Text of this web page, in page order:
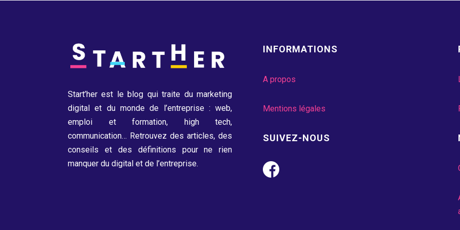
Start’her est le blog qui traite du marketing
digital et du monde de l’entreprise : web,
emploi et formation, high tech,
communication… Retrouvez des articles, des
conseils et des définitions pour ne rien
manquer du digital et de l’entreprise.
INFORMATIONS
A propos
Mentions légales
SUIVEZ-NOUS